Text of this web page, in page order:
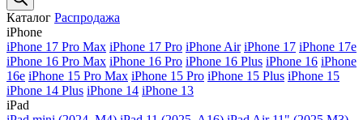
Каталог Распродажа
iPhone
iPhone 17 Pro Max iPhone 17 Pro iPhone Air iPhone 17 iPhone 17e
iPhone 16 Pro Max iPhone 16 Pro iPhone 16 Plus iPhone 16 iPhone
16e iPhone 15 Pro Max iPhone 15 Pro iPhone 15 Plus iPhone 15
iPhone 14 Plus iPhone 14 iPhone 13
iPad